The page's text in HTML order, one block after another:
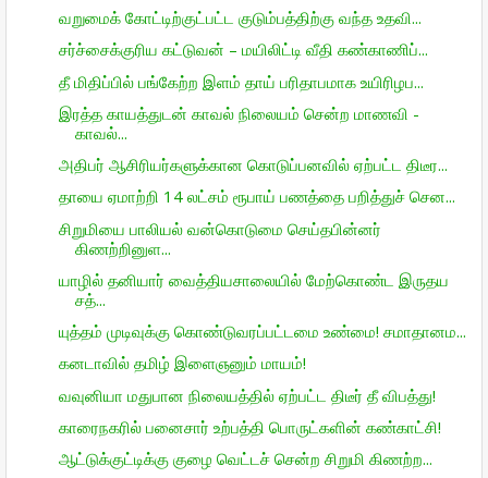
வறுமைக் கோட்டிற்குட்பட்ட குடும்பத்திற்கு வந்த உதவி...
சர்ச்சைக்குரிய கட்டுவன் – மயிலிட்டி வீதி கண்காணிப்...
தீ மிதிப்பில் பங்கேற்ற இளம் தாய் பரிதாபமாக உயிரிழப...
இரத்த காயத்துடன் காவல் நிலையம் சென்ற மாணவி -
காவல்...
அதிபர் ஆசிரியர்களுக்கான கொடுப்பனவில் ஏற்பட்ட திடீர...
தாயை ஏமாற்றி 14 லட்சம் ரூபாய் பணத்தை பறித்துச் சென...
சிறுமியை பாலியல் வன்கொடுமை செய்தபின்னர்
கிணற்றினுள...
யாழில் தனியார் வைத்தியசாலையில் மேற்கொண்ட இருதய
சத்...
யுத்தம் முடிவுக்கு கொண்டுவரப்பட்டமை உண்மை! சமாதானம...
கனடாவில் தமிழ் இளைஞனும் மாயம்!
வவுனியா மதுபான நிலையத்தில் ஏற்பட்ட திடீர் தீ விபத்து!
காரைநகரில் பனைசார் உற்பத்தி பொருட்களின் கண்காட்சி!
ஆட்டுக்குட்டிக்கு குழை வெட்டச் சென்ற சிறுமி கிணற்ற...